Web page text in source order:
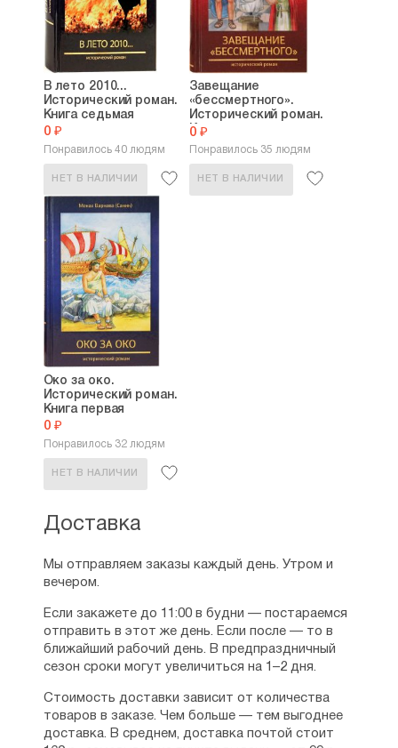
В лето 2010...
Исторический роман.
Книга седьмая
0 ₽
Понравилось 40 людям
НЕТ В НАЛИЧИИ
Завещание
«бессмертного».
Исторический роман.
Книга...
0 ₽
Понравилось 35 людям
НЕТ В НАЛИЧИИ
Око за око.
Исторический роман.
Книга первая
0 ₽
Понравилось 32 людям
НЕТ В НАЛИЧИИ
Доставка
Мы отправляем заказы каждый день. Утром и
вечером.
Если закажете до 11:00 в будни — постараемся
отправить в этот же день. Если после — то в
ближайший рабочий день. В предпраздничный
сезон сроки могут увеличиться на 1–2 дня.
Стоимость доставки зависит от количества
товаров в заказе. Чем больше — тем выгоднее
доставка. В среднем, доставка почтой стоит